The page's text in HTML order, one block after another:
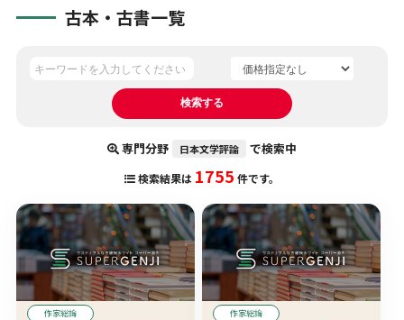
古本・古書一覧
専門分野 日本文学評論 で検索中
検索結果は 1755 件です。
作家総論 作家総論